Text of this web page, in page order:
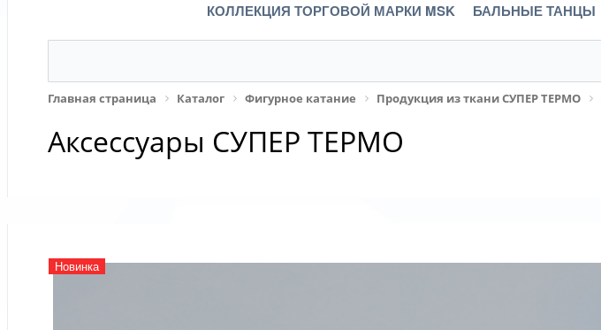
КОЛЛЕКЦИЯ ТОРГОВОЙ МАРКИ MSK БАЛЬНЫЕ ТАНЦЫ
Главная страница Каталог Фигурное катание Продукция из ткани СУПЕР ТЕРМО
Аксессуары СУПЕР ТЕРМО
Новинка